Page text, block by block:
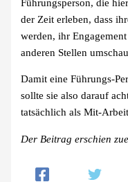
Führungsperson, die
der Zeit erleben, dass
werden, ihr
anderen Stellen
Damit eine Führungs-
sollte sie also darauf
tatsächlich als Mit-
Der Beitrag erschien